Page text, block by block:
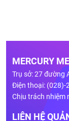
MERCURY
Trụ sở: 27 đường
Điện thoại: (028)-
Chịu trách nhiệm
LIÊN HỆ